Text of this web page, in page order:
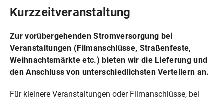
Kurzzeitveranstaltung
Zur vorübergehenden Stromversorgung bei
Veranstaltungen (Filmanschlüsse, Straßenfeste,
Weihnachtsmärkte etc.) bieten wir die Lieferung und
den Anschluss von unterschiedlichsten Verteilern an.
Für kleinere Veranstaltungen oder Filmanschlüsse, bei